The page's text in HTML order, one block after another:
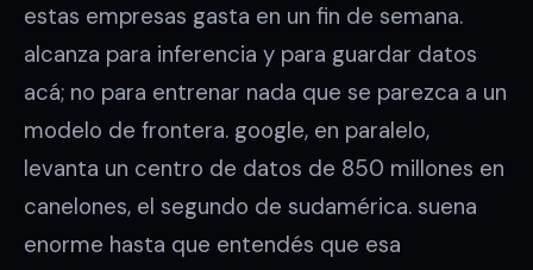
estas empresas gasta en un fin de semana.
alcanza para inferencia y para guardar datos
acá; no para entrenar nada que se parezca a un
modelo de frontera. google, en paralelo,
levanta un centro de datos de 850 millones en
canelones, el segundo de sudamérica. suena
enorme hasta que entendés que esa